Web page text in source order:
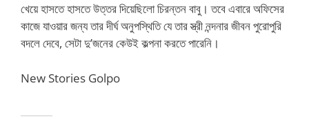
খেয়ে হাসতে হাসতে উত্তর দিয়েছিলো চিরন্তন বাবু। তবে এবারে অফিসের
কাজে যাওয়ার জন্য তার দীর্ঘ অনুপস্থিতি যে তার স্ত্রী নন্দনার জীবন পুরোপুরি
বদলে দেবে, সেটা দু’জনের কেউই কল্পনা করতে পারেনি।
New Stories Golpo